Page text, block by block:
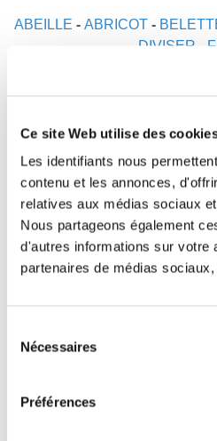
Ce site Web utilise des
Les identifiants nous
contenu et les annonces,
relatives aux médias sociaux
Nous partageons également
d'autres informations sur votre
partenaires de médias
Nécessaires
Préférences
ABEILLE -ABRICOT -
DIVISER
O